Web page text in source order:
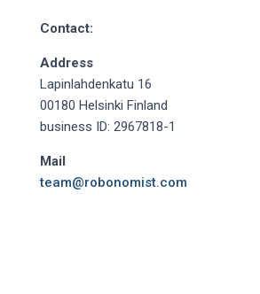
Contact:
Address
Lapinlahdenkatu 16
00180 Helsinki Finland
business ID: 2967818-1
Mail
team@robonomist.com